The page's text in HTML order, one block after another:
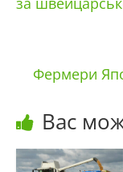
Фермери
Вас